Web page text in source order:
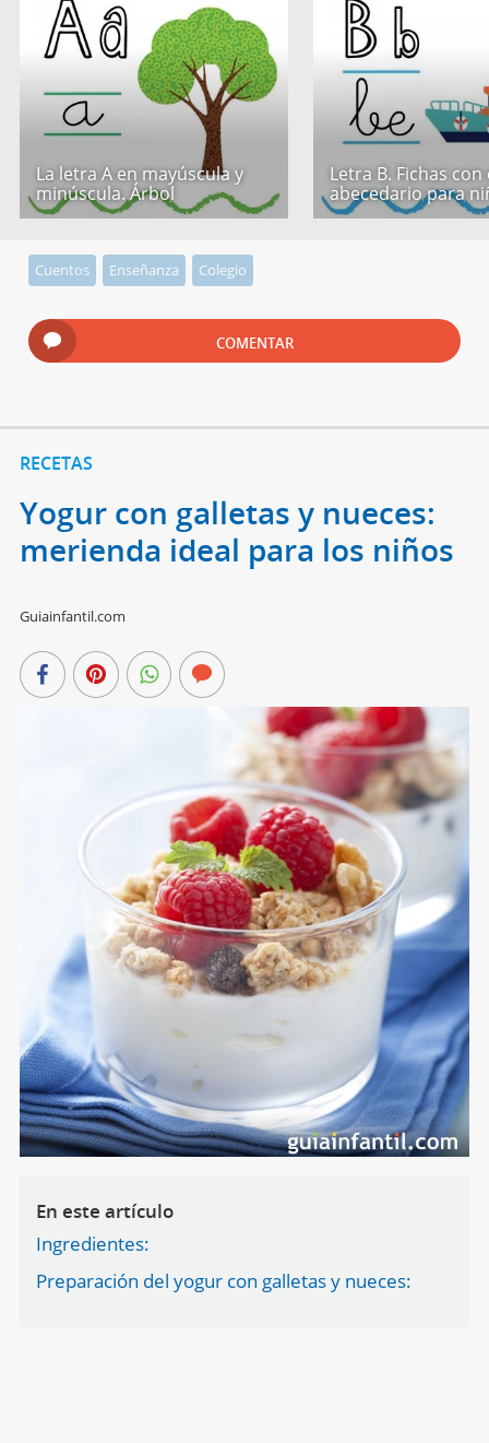
La letra A en mayúscula y
minúscula. Árbol
Letra B. Fichas con
abecedario para
Cuentos Enseñanza Colegio
COMENTAR
RECETAS
Yogur con galletas y nueces:
merienda ideal para los niños
Guiainfantil.com
En este artículo
Ingredientes:
Preparación del yogur con galletas y nueces: